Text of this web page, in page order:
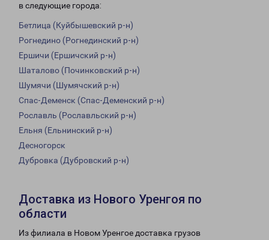
в следующие города:
Бетлица (Куйбышевский р-н)
Рогнедино (Рогнединский р-н)
Ершичи (Ершичский р-н)
Шаталово (Починковский р-н)
Шумячи (Шумячский р-н)
Спас-Деменск (Спас-Деменский р-н)
Рославль (Рославльский р-н)
Ельня (Ельнинский р-н)
Десногорск
Дубровка (Дубровский р-н)
Доставка из Нового Уренгоя по
области
Из филиала в Новом Уренгое доставка грузов